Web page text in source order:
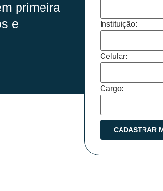
primeira
e
Instituição:
Celular:
Cargo: